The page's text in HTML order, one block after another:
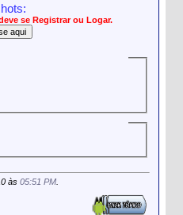
se Registrar ou Logar.
às05:51 PM.